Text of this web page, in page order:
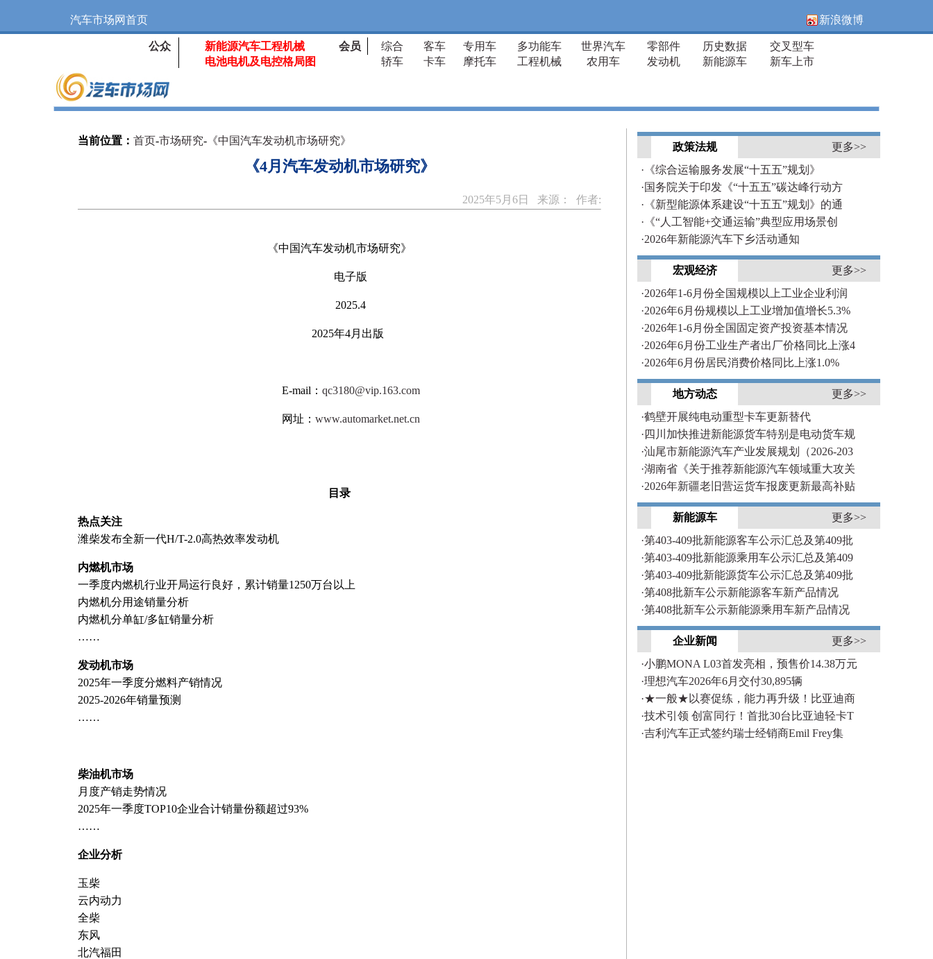
汽车市场网首页 新浪微博
公众 新能源汽车工程机械 会员 综合 客车 专用车 多功能车 世界汽车 零部件 历史数据
交叉型车
电池电机及电控格局图
轿车 卡车 摩托车 工程机械 农用车 发动机 新能源车 新车上市
当前位置： 首页-市场研究- 《中国汽车发动机市场研究》
《4月汽车发动机市场研究》
2025年5月6日 来源： 作者:
《中国汽车发动机市场研究》
电子版
2025.4
2025年4月出版
E-mail： qc3180@vip.163.com
网址： www.automarket.net.cn
目录
热点关注
潍柴发布全新一代H/T-2.0高热效率发动机
内燃机市场
一季度内燃机行业开局运行良好，累计销量1250万台以上
内燃机分用途销量分析
内燃机分单缸/多缸销量分析
……
发动机市场
2025年一季度分燃料产销情况
2025-2026年销量预测
……
柴油机市场
月度产销走势情况
2025年一季度TOP10企业合计销量份额超过93%
……
企业分析
玉柴
云内动力
全柴
东风
北汽福田